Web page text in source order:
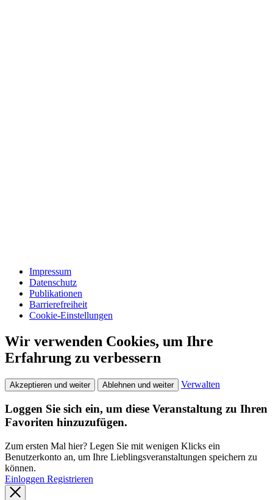
Impressum
Datenschutz
Publikationen
Barrierefreiheit
Cookie-Einstellungen
Wir verwenden Cookies, um Ihre
Erfahrung zu verbessern
Akzeptieren und weiter Ablehnen und weiter Verwalten
Loggen Sie sich ein, um diese Veranstaltung zu Ihren
Favoriten hinzuzufügen.
Zum ersten Mal hier? Legen Sie mit wenigen Klicks ein
Benutzerkonto an, um Ihre Lieblingsveranstaltungen speichern zu
können.
Einloggen Registrieren